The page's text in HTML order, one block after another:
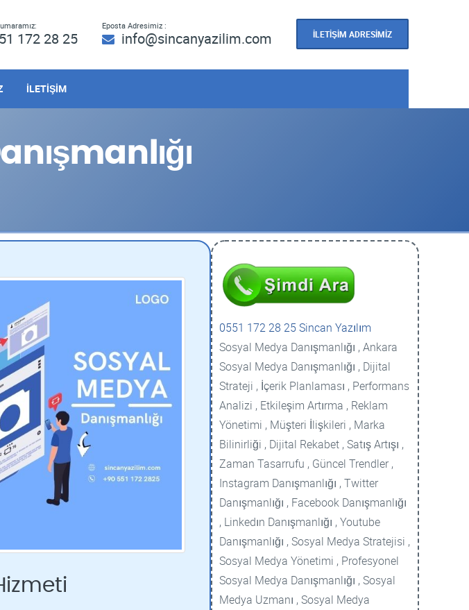
172 28 25
Eposta Adresimiz :
info@sincanyazilim.com İLETİŞİM ADRESİMİZ
İLETİŞİM
0551 172 28 25 Sincan Yazılım
Sosyal Medya Danışmanlığı , Ankara
Sosyal Medya Danışmanlığı , Dijital
Strateji , İçerik Planlaması , Performans
Analizi , Etkileşim Artırma , Reklam
Yönetimi , Müşteri İlişkileri , Marka
Bilinirliği , Dijital Rekabet , Satış Artışı ,
Zaman Tasarrufu , Güncel Trendler ,
Instagram Danışmanlığı , Twitter
Danışmanlığı , Facebook Danışmanlığı
, Linkedın Danışmanlığı , Youtube
Danışmanlığı , Sosyal Medya Stratejisi ,
Sosyal Medya Yönetimi , Profesyonel
Sosyal Medya Danışmanlığı , Sosyal
Medya Uzmanı , Sosyal Medya